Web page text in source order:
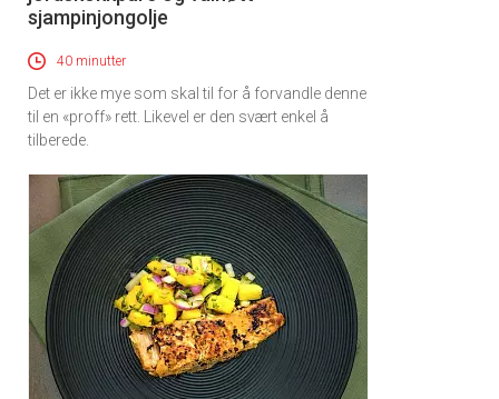
sjampinjongolje
40 minutter
Det er ikke mye som skal til for å forvandle denne
til en «proff» rett. Likevel er den svært enkel å
tilberede.